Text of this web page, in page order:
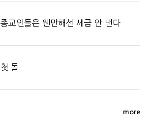
종교인들은 웬만해선 세금 안 낸다
첫 돌
more